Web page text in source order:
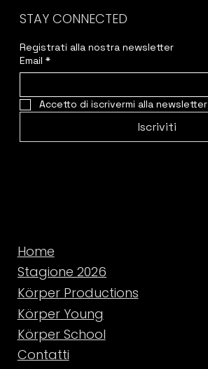
STAY CONNECTED
Registrati alla nostra newsletter
Email *
Accetto di iscrivermi alla newsletter
Iscriviti
Home
Stagione 2026
Körper Productions
Körper Young
Körper School
Contatti